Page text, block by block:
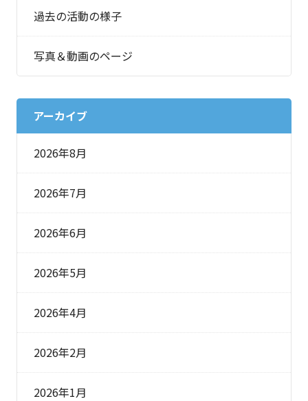
過去の活動の様子
写真＆動画のページ
アーカイブ
2026年8月
2026年7月
2026年6月
2026年5月
2026年4月
2026年2月
2026年1月